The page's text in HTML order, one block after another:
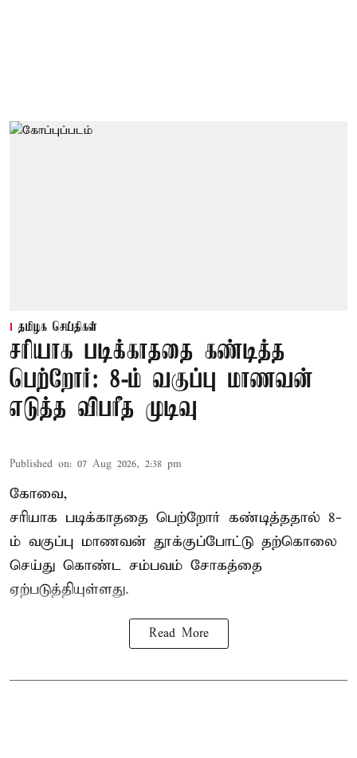
தமிழக செய்திகள்
சரியாக படிக்காததை கண்டித்த
பெற்றோர்: 8-ம் வகுப்பு மாணவன்
எடுத்த விபரீத முடிவு
Published on: 07 Aug 2026, 2:38 pm
கோவை,
சரியாக படிக்காததை பெற்றோர் கண்டித்ததால் 8-
ம் வகுப்பு மாணவன் தூக்குப்போட்டு தற்கொலை
செய்து கொண்ட சம்பவம் சோகத்தை
ஏற்படுத்தியுள்ளது.
Read More